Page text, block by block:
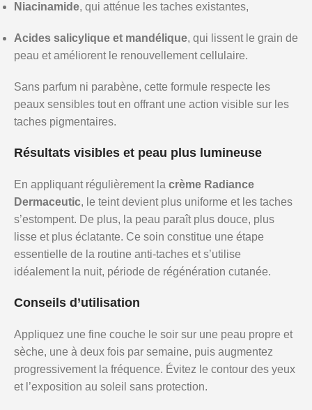
Niacinamide, qui atténue les taches existantes,
Acides salicylique et mandélique, qui lissent le grain de
peau et améliorent le renouvellement cellulaire.
Sans parfum ni parabène, cette formule respecte les
peaux sensibles tout en offrant une action visible sur les
taches pigmentaires.
Résultats visibles et peau plus lumineuse
En appliquant régulièrement la crème Radiance
Dermaceutic, le teint devient plus uniforme et les taches
s’estompent. De plus, la peau paraît plus douce, plus
lisse et plus éclatante. Ce soin constitue une étape
essentielle de la routine anti-taches et s’utilise
idéalement la nuit, période de régénération cutanée.
Conseils d’utilisation
Appliquez une fine couche le soir sur une peau propre et
sèche, une à deux fois par semaine, puis augmentez
progressivement la fréquence. Évitez le contour des yeux
et l’exposition au soleil sans protection.